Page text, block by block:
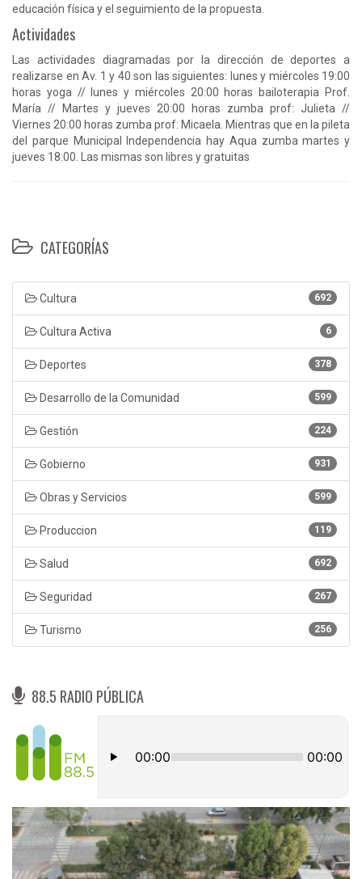
educación física y el seguimiento de la propuesta.
Actividades
Las actividades diagramadas por la dirección de deportes a
realizarse en Av. 1 y 40 son las siguientes: lunes y miércoles 19:00
horas yoga // lunes y miércoles 20:00 horas bailoterapia Prof.
María // Martes y jueves 20:00 horas zumba prof: Julieta //
Viernes 20:00 horas zumba prof: Micaela. Mientras que en la pileta
del parque Municipal Independencia hay Aqua zumba martes y
jueves 18:00. Las mismas son libres y gratuitas
CATEGORÍAS
692
Cultura
6
Cultura Activa
378
Deportes
599
Desarrollo de la Comunidad
224
Gestión
931
Gobierno
599
Obras y Servicios
119
Produccion
692
Salud
267
Seguridad
256
Turismo
88.5 RADIO PÚBLICA